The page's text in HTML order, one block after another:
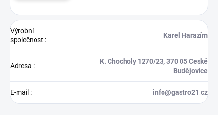
Výrobní
společnost :
Karel Harazím
Adresa :
K. Chocholy 1270/23, 370 05 České
Budějovice
E-mail : info@gastro21.cz